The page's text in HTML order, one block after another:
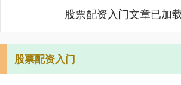
股票配资入门文章已加
股票配资入门